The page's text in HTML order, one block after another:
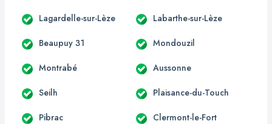
Lagardelle-sur-Lèze Labarthe-sur-Lèze
Beaupuy 31 Mondouzil
Montrabé Aussonne
Seilh Plaisance-du-Touch
Pibrac Clermont-le-Fort